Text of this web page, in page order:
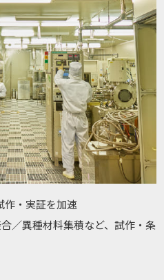
作・実証を加速
／異種材料集積など、試作・条